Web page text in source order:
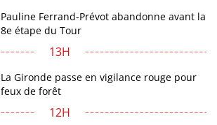
Pauline Ferrand-Prévot abandonne avant la
8e étape du Tour
13H
La Gironde passe en vigilance rouge pour
feux de forêt
12H